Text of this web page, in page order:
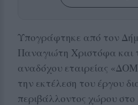
Υπογράφτηκε από τον
Παναγιώτη Χριστόφα και
αναδόχου εταιρείας
την εκτέλεση του έργου
περιβάλλοντος χώρου στο